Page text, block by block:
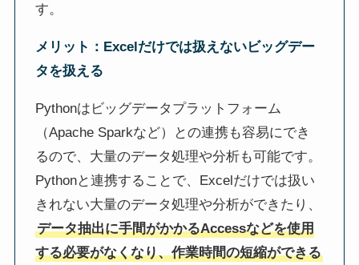
す。
メリット：Excelだけでは扱えないビッグデー
タを扱える
Pythonはビッグデータプラットフォーム
（Apache Sparkなど）との連携も容易にでき
るので、大量のデータ処理や分析も可能です。
Pythonと連携することで、Excelだけでは扱い
きれない大量のデータ処理や分析ができたり、
データ抽出に手間がかかるAccessなどを使用
する必要がなくなり、作業時間の短縮ができる